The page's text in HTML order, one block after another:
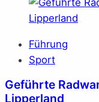
Führung
Sport
Geführte
Lipperland